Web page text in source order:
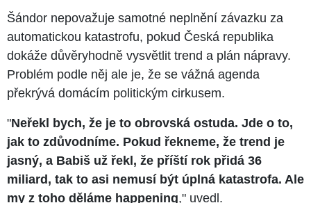
Šándor nepovažuje samotné neplnění závazku za
automatickou katastrofu, pokud Česká republika
dokáže důvěryhodně vysvětlit trend a plán nápravy.
Problém podle něj ale je, že se vážná agenda
překrývá domácím politickým cirkusem.
"Neřekl bych, že je to obrovská ostuda. Jde o to,
jak to zdůvodníme. Pokud řekneme, že trend je
jasný, a Babiš už řekl, že příští rok přidá 36
miliard, tak to asi nemusí být úplná katastrofa. Ale
my z toho děláme happening," uvedl.